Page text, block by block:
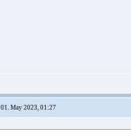
01. May 2023, 01:27